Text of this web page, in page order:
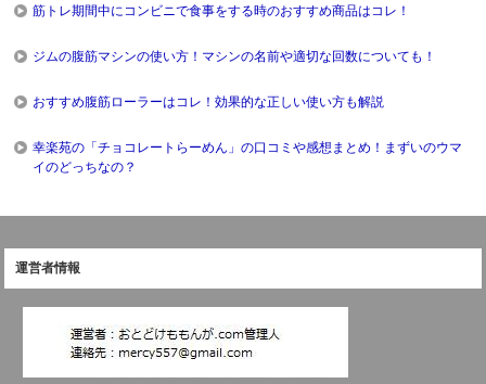
筋トレ期間中にコンビニで食事をする時のおすすめ商品はコレ！
ジムの腹筋マシンの使い方！マシンの名前や適切な回数についても！
おすすめ腹筋ローラーはコレ！効果的な正しい使い方も解説
幸楽苑の「チョコレートらーめん」の口コミや感想まとめ！まずいのウマ
イのどっちなの？
運営者情報